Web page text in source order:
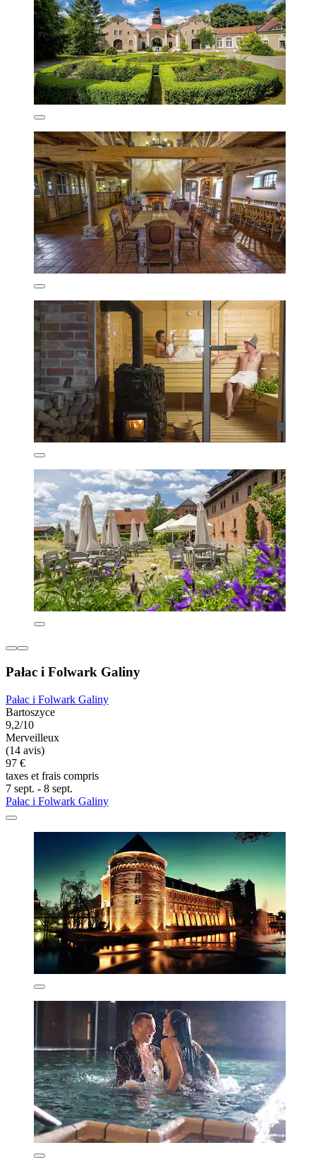
Pałac i Folwark Galiny
Pałac i Folwark Galiny
Bartoszyce
9,2/10
Merveilleux
(14 avis)
97 €
taxes et frais compris
7 sept. - 8 sept.
Pałac i Folwark Galiny